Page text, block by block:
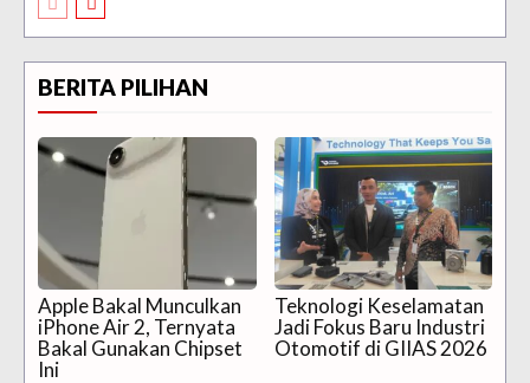
BERITA PILIHAN
Apple Bakal Munculkan
iPhone Air 2, Ternyata
Bakal Gunakan Chipset
Ini
Teknologi Keselamatan
Jadi Fokus Baru Industri
Otomotif di GIIAS 2026